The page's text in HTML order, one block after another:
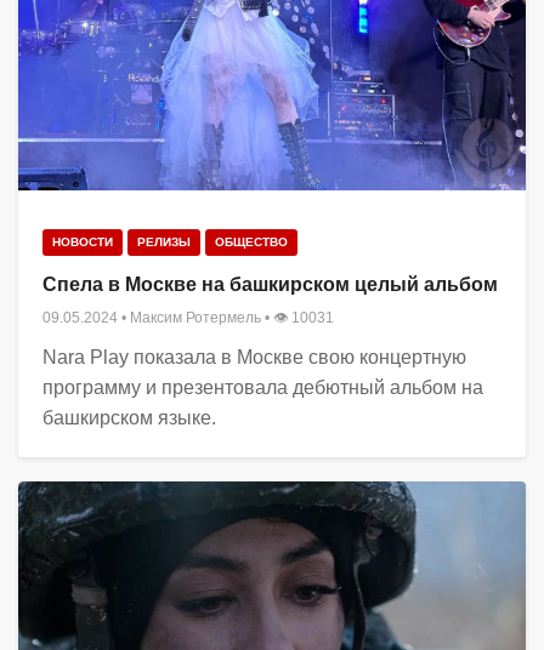
НОВОСТИ РЕЛИЗЫ ОБЩЕСТВО
Спела в Москве на башкирском целый альбом
09.05.2024 • Максим Ротермель • 👁 10031
Nara Play показала в Москве свою концертную
программу и презентовала дебютный альбом на
башкирском языке.